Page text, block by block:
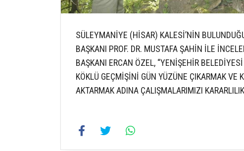
SÜLEYMANİYE (HİSAR) KALESİ’NİN
BAŞKANI PROF. DR. MUSTAFA ŞAHİN İLE
BAŞKANI ERCAN ÖZEL, “YENİŞEHİR
KÖKLÜ GEÇMİŞİNİ GÜN YÜZÜNE ÇIKARMAK VE
AKTARMAK ADINA ÇALIŞMALARIMIZI